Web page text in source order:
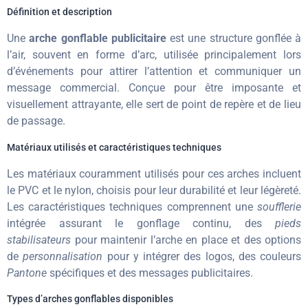
Définition et description
Unearche gonflable publicitaireest une structure gonflée à
l’air, souvent en forme d’arc, utilisée principalement lors
d’événements pour attirer l’attention et communiquer un
message commercial. Conçue pour être imposante et
visuellement attrayante, elle sert de point de repère et de lieu
de passage.
Matériaux utilisés et caractéristiques techniques
Les matériaux couramment utilisés pour ces arches incluent
le PVC et le nylon, choisis pour leur durabilité et leur légèreté.
Les caractéristiques techniques comprennent une soufflerie
intégrée assurant le gonflage continu, des pieds
stabilisateurs pour maintenir l’arche en place et des options
depersonnalisation pour y intégrer des logos, des couleurs
Pantone spécifiques et des messages publicitaires.
Types d’arches gonflables disponibles